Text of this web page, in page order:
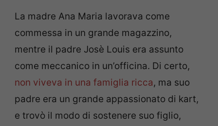
La madre Ana Maria lavorava come
commessa in un grande magazzino,
mentre il padre Josè Louis era assunto
come meccanico in un’officina. Di certo,
non viveva in una famiglia ricca, ma suo
padre era un grande appassionato di kart,
e trovò il modo di sostenere suo figlio,